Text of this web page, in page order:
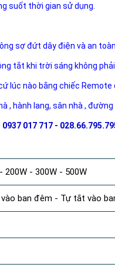
suốt thời gian sử dụng.
sợ đứt dây điện và an
tắt khi trời sáng không
lúc nào bằng chiếc Remote
, hành lang, sân nhà ,
0937 017 717 -
200W - 300W - 500W
ban đêm - Tự tắt vào